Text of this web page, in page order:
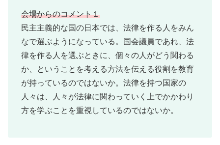
会場からのコメント１
民主主義的な国の日本では、法律を作る人をみん
なで選ぶようになっている。国会議員であれ、法
律を作る人を選ぶときに、個々の人がどう関わる
か、ということを考える方法を伝える役割を教育
が持っているのではないか。法律を持つ国家の
人々は、人々が法律に関わっていく上でかかわり
方を学ぶことを重視しているのではないか。